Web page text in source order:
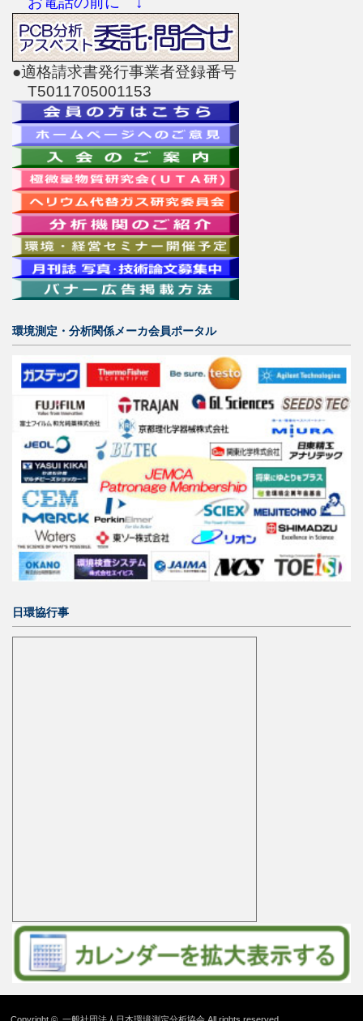
●適格請求書発行事業者登録番号
T5011705001153
環境測定・分析関係メーカ会員ポータル
日環協行事